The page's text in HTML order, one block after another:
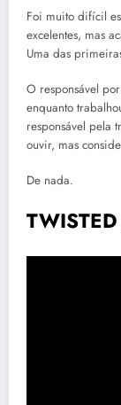
Foi muito difícil
excelentes, mas
Uma das
O responsável
enquanto
responsável pela
ouvir, mas
De nada.